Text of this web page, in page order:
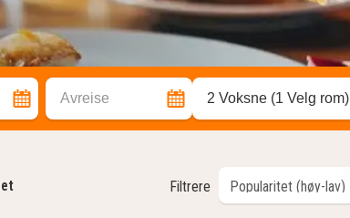
Avreise 2 Voksne (1 Velg rom)
Filtrere